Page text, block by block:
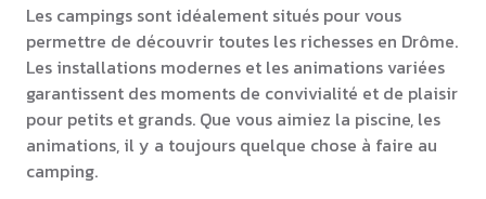
Les campings sont idéalement situés pour vous
permettre de découvrir toutes les richesses en Drôme.
Les installations modernes et les animations variées
garantissent des moments de convivialité et de plaisir
pour petits et grands. Que vous aimiez la piscine, les
animations, il y a toujours quelque chose à faire au
camping.